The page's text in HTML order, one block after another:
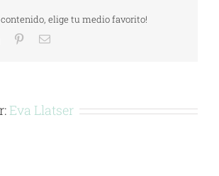
elige tu medio favorito!
PinterestCorreo
Eva Llatser